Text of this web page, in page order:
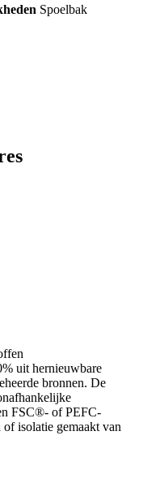
Spoelbak
uit hernieuwbare
bronnen. De
FSC®- of PEFC-
isolatie gemaakt van